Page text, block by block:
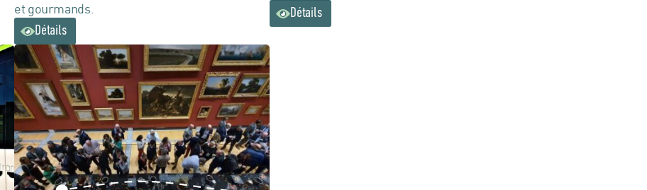
et gourmands.
Détails
Détails